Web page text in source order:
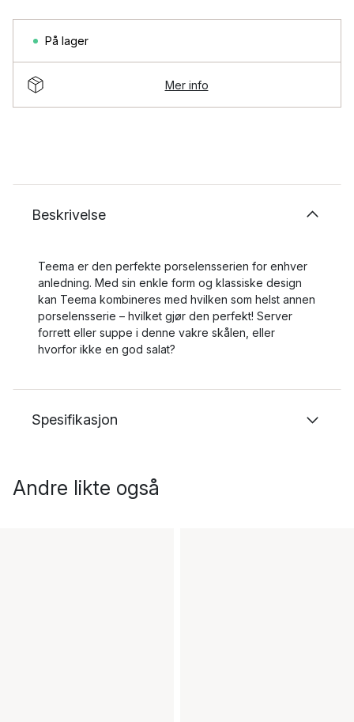
På lager
Mer info
Beskrivelse
Teema er den perfekte porselensserien for enhver
anledning. Med sin enkle form og klassiske design
kan Teema kombineres med hvilken som helst annen
porselensserie – hvilket gjør den perfekt! Server
forrett eller suppe i denne vakre skålen, eller
hvorfor ikke en god salat?
Spesifikasjon
Andre likte også